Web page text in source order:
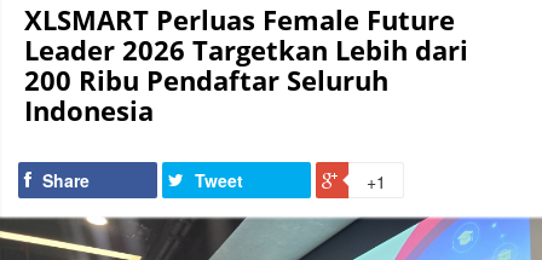
XLSMART Perluas Female Future
Leader 2026 Targetkan Lebih dari
200 Ribu Pendaftar Seluruh
Indonesia
Share Tweet +1